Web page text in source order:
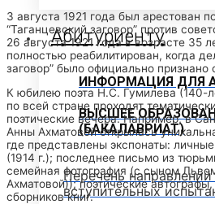
Абитуриенту
ИНФОРМАЦИЯ ДЛЯ
ВЫСШЕЕ
(БАКАЛАВРИАТ)
Перечень
вступительных
3 августа 1921 года был арестован
“Таганцевский заговор” против
26 августа 1921 года в возрасте 35
полностью реабилитирован, когда
заговор” было официально
К юбилею поэта Н.С. Гумилева (140-
по всей стране проходят
поэтические вечера. Например, в
Анны Ахматовой открылась
где представлены экспонаты:
(1914 г.); последнее письмо из
семейная фотография (с сыном
Ахматовой)); поэтические
сборников книг.